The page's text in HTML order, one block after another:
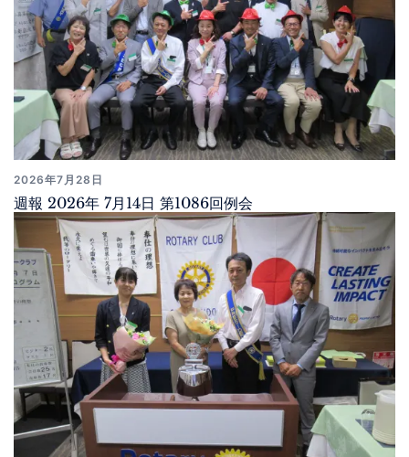
2026年7月28日
週報 2026年 7月14日 第1086回例会